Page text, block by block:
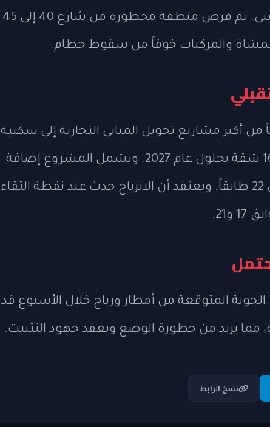
مع تركيز خاص على الجزء الخلفي من المبنى. تم فرض منطقة محظورة من شارع 40 إلى 45
المشاة والمركبات خوفاً من سقوط حطام.
الواقع في 235 شارع 42 شرقاً من أكبر مشاريع تحويل المباني التجارية إلى سكنية
في البلاد، حيث من المتوقع أن يضم 1600 شقة بحلول عام 2027. ويشمل المشروع إضافة
11 طابقاً فوق القسم الأصلي المكون من 22 طابقاً. ويعتقد أن الانزياح حدث عند نقطة التقاء
المتوقعة من أمطار ورياح خلال الأسبوع قد
مما يزيد من خطورة الوضع ويعقد جهود التثبيت.
نسخ الرابط